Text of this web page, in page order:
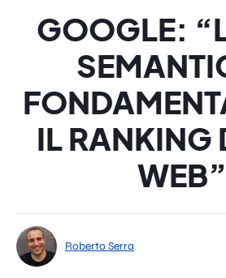
GOOGLE:
IL RANKING
WEB”
Roberto Serra